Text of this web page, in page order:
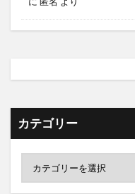
カテゴリー